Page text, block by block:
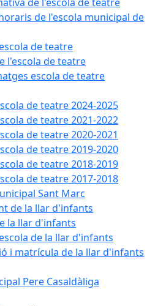
de l'escola municipal de
de teatre
l'escola de teatre
escola de teatre
de teatre 2024-2025
de teatre 2021-2022
de teatre 2020-2021
de teatre 2019-2020
de teatre 2018-2019
de teatre 2017-2018
Sant Marc
de la llar d'infants
la llar d'infants
de la llar d'infants
i matrícula de la llar d'infants
Pere Casaldàliga